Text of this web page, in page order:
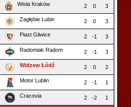
Wisła Kraków 2 0 3
Zagłębie Lubin 2 0 3
Piast Gliwice 2 -1 3
Radomiak Radom 2 -1 3
Widzew Łódź 2 0 2
Motor Lublin 2 -1 1
Cracovia 2 -2 1